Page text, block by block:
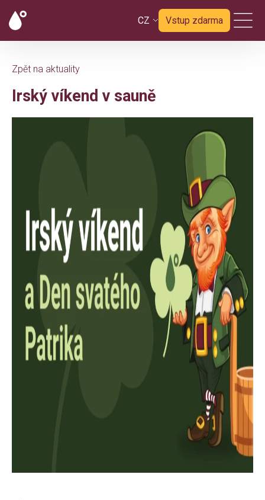
CZ Vstup zdarma
Zpět na aktuality
Irský víkend v sauně